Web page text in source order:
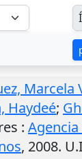
Marcela
Haydeé;
:
, 2008.